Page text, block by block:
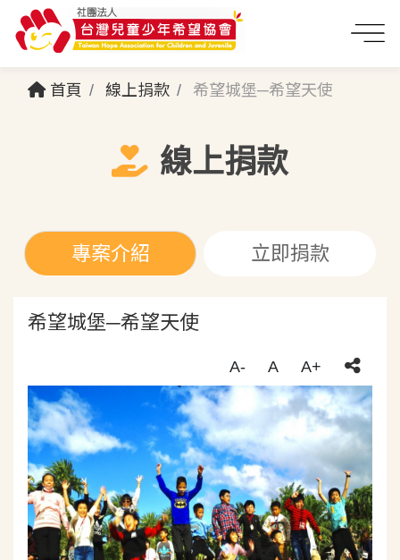
首頁 線上捐款 希望城堡─希望天使
線上捐款
專案介紹 立即捐款
希望城堡─希望天使
A- A A+